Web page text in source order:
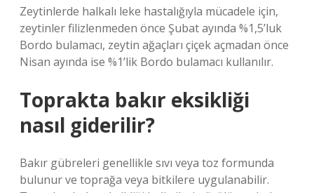
Zeytinlerde halkalı leke hastalığıyla mücadele için,
zeytinler filizlenmeden önce Şubat ayında %1,5’luk
Bordo bulamacı, zeytin ağaçları çiçek açmadan önce
Nisan ayında ise %1’lik Bordo bulamacı kullanılır.
Toprakta bakır eksikliği
nasıl giderilir?
Bakır gübreleri genellikle sıvı veya toz formunda
bulunur ve toprağa veya bitkilere uygulanabilir.